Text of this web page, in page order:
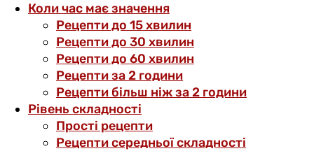
Коли час має значення
Рецепти до 15 хвилин
Рецепти до 30 хвилин
Рецепти до 60 хвилин
Рецепти за 2 години
Рецепти більш ніж за 2 години
Рівень складності
Прості рецепти
Рецепти середньої складності